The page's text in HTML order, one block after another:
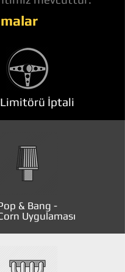
Limitörü İptali
& Bang -
Uygulaması